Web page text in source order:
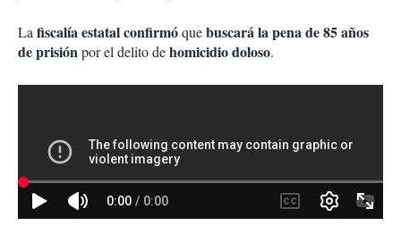
Lafiscalía estatal confirmóquebuscará la pena de 85 años
de prisiónpor el delito dehomicidio doloso.